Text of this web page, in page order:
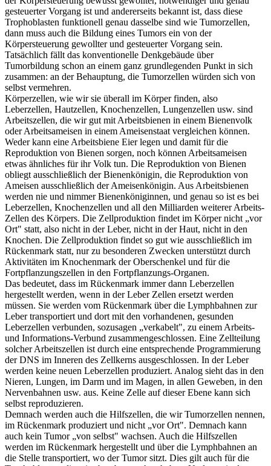
gesteuerter Vorgang ist und andererseits bekannt ist, dass diese
Trophoblasten funktionell genau dasselbe sind wie Tumorzellen,
dann muss auch die Bildung eines Tumors ein von der
Körpersteuerung gewollter und gesteuerter Vorgang sein.
Tatsächlich fällt das konventionelle Denkgebäude über
Tumorbildung schon an einem ganz grundlegenden Punkt in sich
zusammen: an der Behauptung, die Tumorzellen würden sich von
selbst vermehren.
Körperzellen, wie wir sie überall im Körper finden, also
Leberzellen, Hautzellen, Knochenzellen, Lungenzellen usw. sind
Arbeitszellen, die wir gut mit Arbeitsbienen in einem Bienenvolk
oder Arbeitsameisen in einem Ameisenstaat vergleichen können.
Weder kann eine Arbeitsbiene Eier legen und damit für die
Reproduktion von Bienen sorgen, noch können Arbeitsameisen
etwas ähnliches für ihr Volk tun. Die Reproduktion von Bienen
obliegt ausschließlich der Bienenkönigin, die Reproduktion von
Ameisen ausschließlich der Ameisenkönigin. Aus Arbeitsbienen
werden nie und nimmer Bienenköniginnen, und genau so ist es bei
Leberzellen, Knochenzellen und all den Milliarden weiterer Arbeits-
Zellen des Körpers. Die Zellproduktion findet im Körper nicht „vor
Ort" statt, also nicht in der Leber, nicht in der Haut, nicht in den
Knochen. Die Zellproduktion findet so gut wie ausschließlich im
Rückenmark statt, nur zu besonderen Zwecken unterstützt durch
Aktivitäten im Knochenmark der Oberschenkel und für die
Fortpflanzungszellen in den Fortpflanzungs-Organen.
Das bedeutet, dass im Rückenmark immer dann Leberzellen
hergestellt werden, wenn in der Leber Zellen ersetzt werden
müssen. Sie werden vom Rückenmark über die Lymphbahnen zur
Leber transportiert und dort mit den vorhandenen, gesunden
Leberzellen verbunden, sozusagen „verkabelt", zu einem Arbeits-
und Informations-Verbund zusammengeschlossen. Eine Zellteilung
solcher Arbeitszellen ist durch eine entsprechende Programmierung
der DNS im Inneren des Zellkerns ausgeschlossen. In der Leber
werden keine neuen Leberzellen produziert. Analog sieht das in den
Nieren, Lungen, im Darm und im Magen, in allen Geweben, in den
Nervenbahnen usw. aus. Keine Zelle auf dieser Ebene kann sich
selbst reproduzieren.
Demnach werden auch die Hilfszellen, die wir Tumorzellen nennen,
im Rückenmark produziert und nicht „vor Ort". Demnach kann
auch kein Tumor „von selbst" wachsen. Auch die Hilfszellen
werden im Rückenmark hergestellt und über die Lymphbahnen an
die Stelle transportiert, wo der Tumor sitzt. Dies gilt auch für die